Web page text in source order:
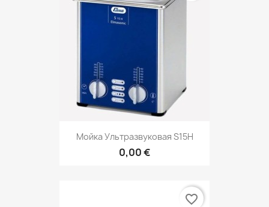
Мойка Ультразвуковая S15H
0,00 €
favorite_border